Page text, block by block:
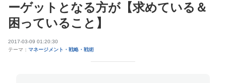
ーゲットとなる方が【求めている＆
困っていること】
2017-03-09 01:20:30
テーマ： マネージメント・戦略・戦術